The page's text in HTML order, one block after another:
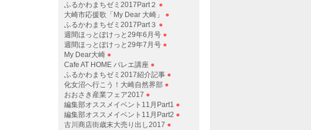
ふるかわまちゼミ2017Part２ ●
大崎市応援歌「My Dear 大崎」
●
ふるかわまちゼミ2017Part３ ●
週間ほっとぽけっと29年6月号 ●
週間ほっとぽけっと29年7月号 ●
My Dear大崎 ●
Cafe AT HOME バレエ講座 ●
ふるかわまちゼミ2017紹介記事 ●
化女沼へ行こう！大崎自然界部 ●
おおさき産業フェア2017 ●
編集部オススメイベント11月Part1 ●
編集部オススメイベント11月Part2 ●
古川商店街歳末大売り出し2017 ●